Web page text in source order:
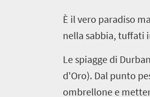
È il vero paradiso
nella sabbia, tuffati
Le spiagge di
d'Oro). Dal punto
ombrellone e